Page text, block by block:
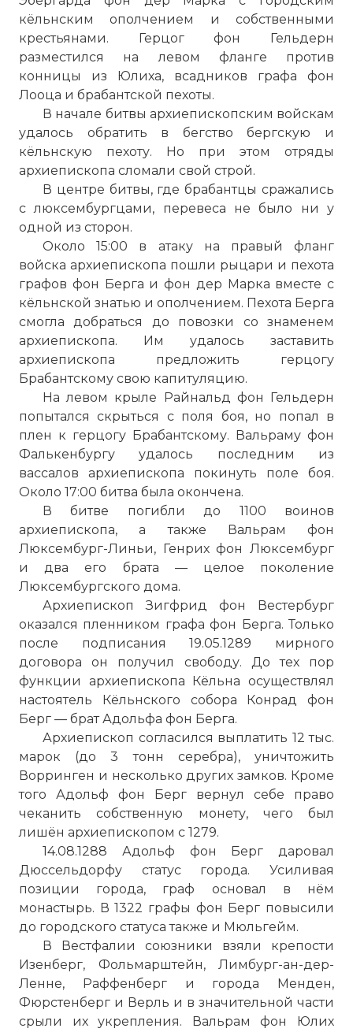
кёльнским ополчением и собственными
крестьянами. Герцог фон Гельдерн
разместился на левом фланге против
конницы из Юлиха, всадников графа фон
Лооца и брабантской пехоты.
В начале битвы архиепископским войскам
удалось обратить в бегство бергскую и
кёльнскую пехоту. Но при этом отряды
архиепископа сломали свой строй.
В центре битвы, где брабантцы сражались
с люксембургцами, перевеса не было ни у
одной из сторон.
Около 15:00 в атаку на правый фланг
войска архиепископа пошли рыцари и пехота
графов фон Берга и фон дер Марка вместе с
кёльнской знатью и ополчением. Пехота Берга
смогла добраться до повозки со знаменем
архиепископа. Им удалось заставить
архиепископа предложить герцогу
Брабантскому свою капитуляцию.
На левом крыле Райнальд фон Гельдерн
попытался скрыться с поля боя, но попал в
плен к герцогу Брабантскому. Вальраму фон
Фалькенбургу удалось последним из
вассалов архиепископа покинуть поле боя.
Около 17:00 битва была окончена.
В битве погибли до 1100 воинов
архиепископа, а также Вальрам фон
Люксембург-Линьи, Генрих фон Люксембург
и два его брата — целое поколение
Люксембургского дома.
Архиепископ Зигфрид фон Вестербург
оказался пленником графа фон Берга. Только
после подписания 19.05.1289 мирного
договора он получил свободу. До тех пор
функции архиепископа Кёльна осуществлял
настоятель Кёльнского собора Конрад фон
Берг — брат Адольфа фон Берга.
Архиепископ согласился выплатить 12 тыс.
марок (до 3 тонн серебра), уничтожить
Ворринген и несколько других замков. Кроме
того Адольф фон Берг вернул себе право
чеканить собственную монету, чего был
лишён архиепископом с 1279.
14.08.1288 Адольф фон Берг даровал
Дюссельдорфу статус города. Усиливая
позиции города, граф основал в нём
монастырь. В 1322 графы фон Берг повысили
до городского статуса также и Мюльгейм.
В Вестфалии союзники взяли крепости
Изенберг, Фольмарштейн, Лимбург-ан-дер-
Ленне, Раффенберг и города Менден,
Фюрстенберг и Верль и в значительной части
срыли их укрепления. Вальрам фон Юлих